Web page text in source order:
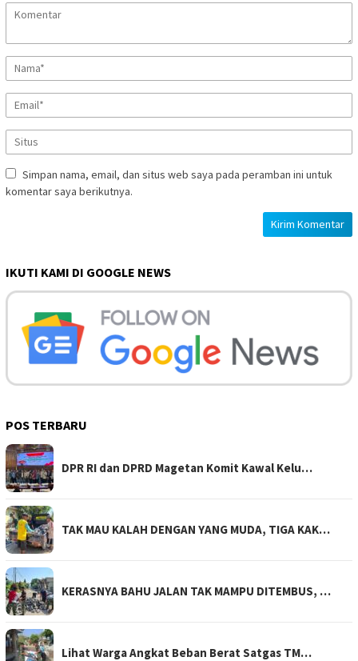
Simpan nama, email, dan situs web saya pada peramban ini untuk
komentar saya berikutnya.
IKUTI KAMI DI GOOGLE NEWS
POS TERBARU
DPR RI dan DPRD Magetan Komit Kawal Kelu…
TAK MAU KALAH DENGAN YANG MUDA, TIGA KAK…
KERASNYA BAHU JALAN TAK MAMPU DITEMBUS, …
Lihat Warga Angkat Beban Berat Satgas TM…